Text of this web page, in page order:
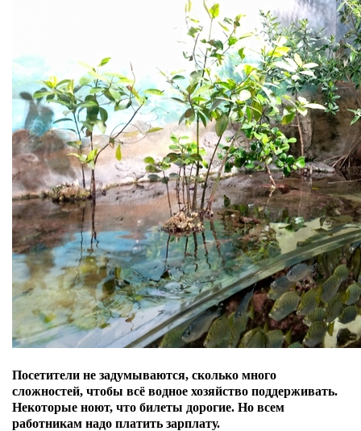
Посетители не задумываются, сколько много
сложностей, чтобы всё водное хозяйство поддерживать.
Некоторые ноют, что билеты дорогие. Но всем
работникам надо платить зарплату.